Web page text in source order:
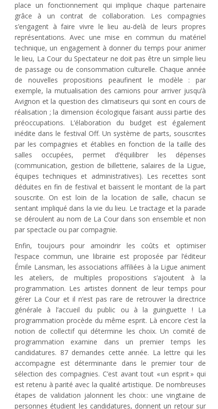
place un fonctionnement qui implique chaque partenaire
grâce à un contrat de collaboration. Les compagnies
s’engagent à faire vivre le lieu au-delà de leurs propres
représentations. Avec une mise en commun du matériel
technique, un engagement à donner du temps pour animer
le lieu, La Cour du Spectateur ne doit pas être un simple lieu
de passage ou de consommation culturelle. Chaque année
de nouvelles propositions peaufinent le modèle : par
exemple, la mutualisation des camions pour arriver jusqu’à
Avignon et la question des climatiseurs qui sont en cours de
réalisation ; la dimension écologique faisant aussi partie des
préoccupations. L’élaboration du budget est également
inédite dans le festival Off. Un système de parts, souscrites
par les compagnies et établies en fonction de la taille des
salles occupées, permet d’équilibrer les dépenses
(communication, gestion de billetterie, salaires de la Ligue,
équipes techniques et administratives). Les recettes sont
déduites en fin de festival et baissent le montant de la part
souscrite. On est loin de la location de salle, chacun se
sentant impliqué dans la vie du lieu. Le tractage et la parade
se déroulent au nom de La Cour dans son ensemble et non
par spectacle ou par compagnie.
Enfin, toujours pour amoindrir les coûts et optimiser
l’espace commun, une librairie est proposée par l’éditeur
Émile Lansman, les associations affiliées à la Ligue animent
les ateliers, de multiples propositions s’ajoutent à la
programmation. Les artistes donnent de leur temps pour
gérer La Cour et il n’est pas rare de retrouver la directrice
générale à l’accueil du public ou à la guinguette ! La
programmation procède du même esprit. Là encore c’est la
notion de collectif qui détermine les choix. Un comité de
programmation examine dans un premier temps les
candidatures. 87 demandes cette année. La lettre qui les
accompagne est déterminante dans le premier tour de
sélection des compagnies. C’est avant tout « un esprit » qui
est retenu à parité avec la qualité artistique. De nombreuses
étapes de validation jalonnent les choix : une vingtaine de
personnes étudient les candidatures, donnent un retour sur